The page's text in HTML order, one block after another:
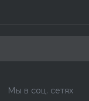
Мы в соц. сетях